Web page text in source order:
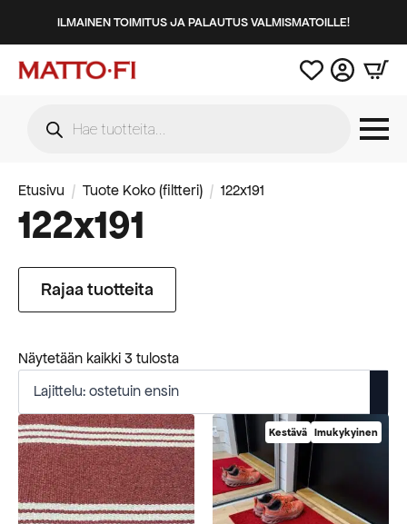
ILMAINEN TOIMITUS JA PALAUTUS VALMISMATOILLE!
search
Etusivu Tuote Koko (filtteri) 122x191
122x191
Rajaa tuotteita
Näytetään kaikki 3 tulostaSuosituimmat
Kestävä Imukykyinen